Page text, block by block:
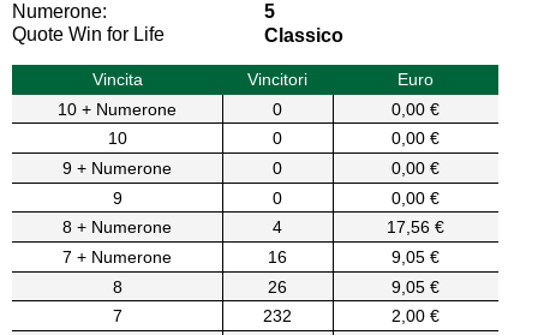
Numerone:
5
Quote Win for Life
Classico
Vincita Vincitori
Euro
10 + Numerone
0
0,00 €
10
0
0,00 €
9 + Numerone
0
0,00 €
9
0
0,00 €
8 + Numerone
4
17,56 €
7 + Numerone
16
9,05 €
8
26
9,05 €
7
232
2,00 €